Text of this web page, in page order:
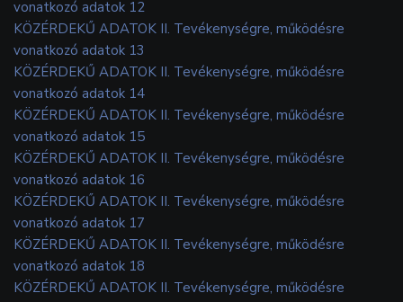
vonatkozó adatok 12
KÖZÉRDEKŰ ADATOK II. Tevékenységre, működésre
vonatkozó adatok 13
KÖZÉRDEKŰ ADATOK II. Tevékenységre, működésre
vonatkozó adatok 14
KÖZÉRDEKŰ ADATOK II. Tevékenységre, működésre
vonatkozó adatok 15
KÖZÉRDEKŰ ADATOK II. Tevékenységre, működésre
vonatkozó adatok 16
KÖZÉRDEKŰ ADATOK II. Tevékenységre, működésre
vonatkozó adatok 17
KÖZÉRDEKŰ ADATOK II. Tevékenységre, működésre
vonatkozó adatok 18
KÖZÉRDEKŰ ADATOK II. Tevékenységre, működésre